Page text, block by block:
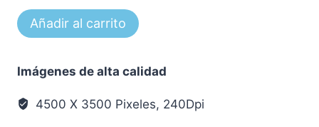
Img
La
0185
cantidad
Añadir al carrito
Imágenes de alta calidad
4500 X 3500 Pixeles, 240Dpi